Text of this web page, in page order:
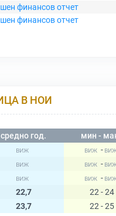
финансов отчет
финансов отчет
В НОИ
средно год. мин -
-
-
-
22,7 22 - 24
23,7 22 - 25